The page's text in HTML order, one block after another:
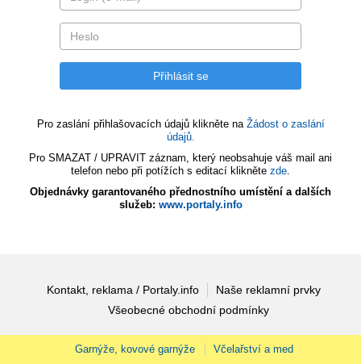
Pro zaslání přihlašovacích údajů klikněte na Žádost o zaslání
údajů.
Pro SMAZAT / UPRAVIT záznam, který neobsahuje váš mail ani
telefon nebo při potížích s editací klikněte zde.
Objednávky garantovaného přednostního umístění a dalších
služeb: www.portaly.info
Kontakt, reklama / Portaly.info
Naše reklamní prvky
Všeobecné obchodní podmínky
Garnýže, kovové garnýže
Včelařství a med